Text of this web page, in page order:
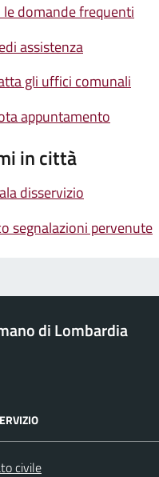
le domande frequenti
assistenza
gli uffici comunali
appuntamento
in città
disservizio
segnalazioni pervenute
di Lombardia
civile